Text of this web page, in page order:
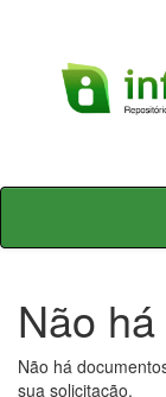
Skip
Não
Não há
sua solicitação.